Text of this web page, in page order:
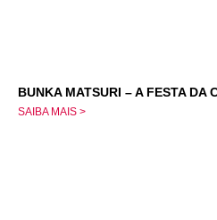
BUNKA MATSURI – A FESTA DA
SAIBA MAIS >